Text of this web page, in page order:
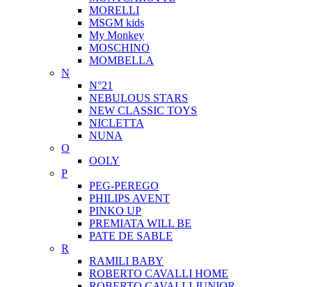
MORELLI
MSGM kids
My Monkey
MOSCHINO
MOMBELLA
N
N°21
NEBULOUS STARS
NEW CLASSIC TOYS
NICLETTA
NUNA
O
OOLY
P
PEG-PEREGO
PHILIPS AVENT
PINKO UP
PREMIATA WILL BE
PATE DE SABLE
R
RAMILI BABY
ROBERTO CAVALLI HOME